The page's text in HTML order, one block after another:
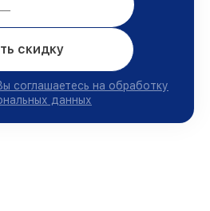
скидку
соглашаетесь на обработку
данных